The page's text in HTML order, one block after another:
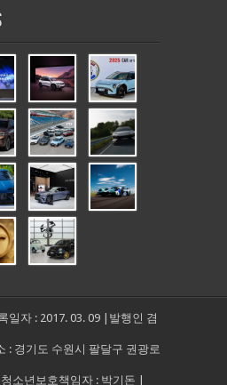
일자 : 2017. 03. 09 |발행인 겸
: 경기도 수원시 팔달구 권광로
소년보호책임자 : 박기돈 |